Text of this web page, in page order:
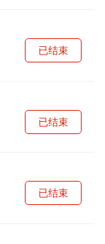
已结束
已结束
已结束